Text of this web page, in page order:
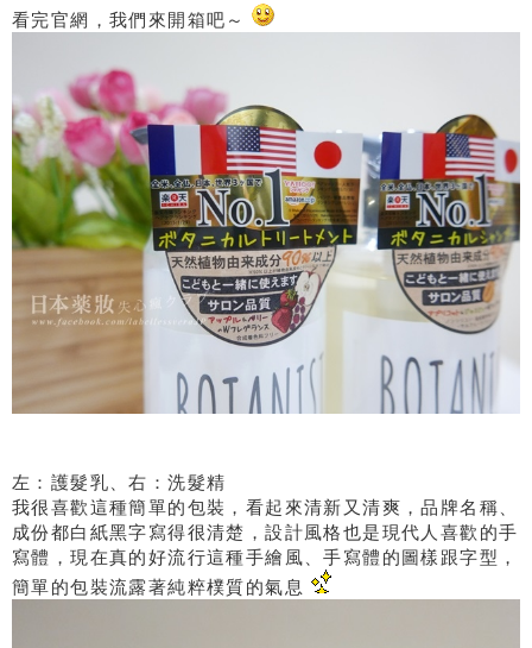
看完官網，我們來開箱吧～
左：護髮乳、右：洗髮精
我很喜歡這種簡單的包裝，看起來清新又清爽，品牌名稱、
成份都白紙黑字寫得很清楚，設計風格也是現代人喜歡的手
寫體，現在真的好流行這種手繪風、手寫體的圖樣跟字型，
簡單的包裝流露著純粹樸質的氣息